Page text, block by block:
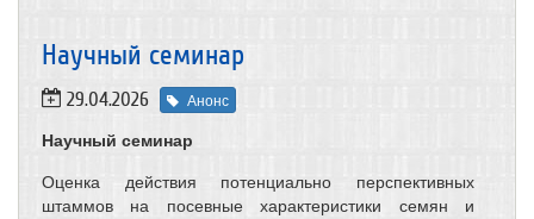
Научный семинар
29.04.2026 Анонс
Научный семинар
Оценка действия потенциально перспективных
штаммов на посевные характеристики семян и